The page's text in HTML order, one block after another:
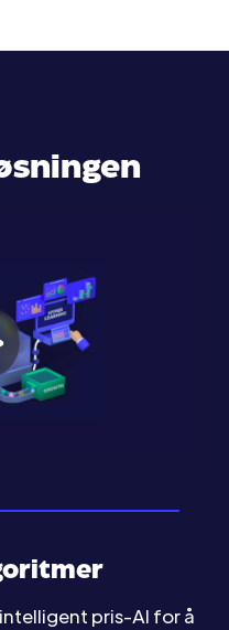
pris-AI for å